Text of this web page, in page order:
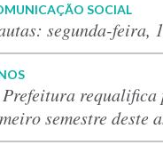
SOCIAL
segunda-feira,
requalifica
semestre deste